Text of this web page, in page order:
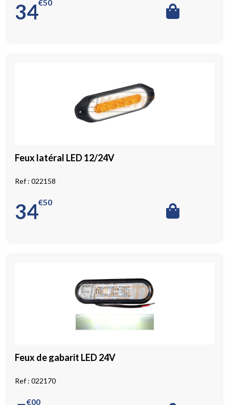
34 50
€
Feux latéral LED 12/24V
022158
34 50
€
Feux de gabarit LED 24V
022170
00
€